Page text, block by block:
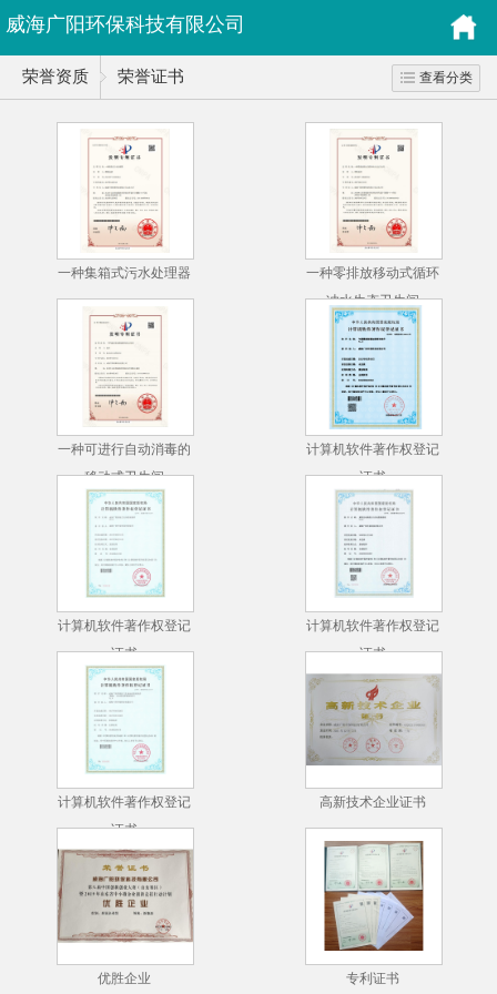
威海广阳环保科技有限公司
荣誉资质 荣誉证书 查看分类
一种集箱式污水处理器
一种零排放移动式循环
冲水生态卫生间
一种可进行自动消毒的
移动式卫生间
计算机软件著作权登记
证书
计算机软件著作权登记
证书
计算机软件著作权登记
证书
计算机软件著作权登记
证书
高新技术企业证书
优胜企业 专利证书